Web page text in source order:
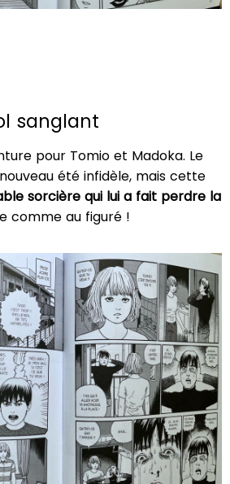
sanglant
pour Tomio et Madoka. Le
été infidèle, mais cette
sorcière qui lui a fait perdre la
comme au figuré !